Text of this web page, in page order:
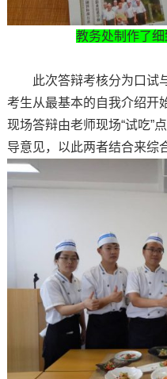
教务处制作了
此次答辩考核分为口试
考生从最基本的自我介绍开
现场答辩由老师现场“试吃”
导意见，以此两者结合来综